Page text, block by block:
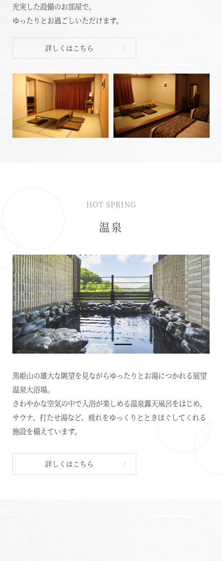
充実した設備のお部屋で、
ゆったりとお過ごしいただけます。
詳しくはこちら
HOT SPRING
温泉
黒姫山の雄大な眺望を見ながらゆったりとお湯につかれる展望
温泉大浴場。
さわやかな空気の中で入浴が楽しめる温泉露天風呂をはじめ、
サウナ、打たせ湯など、 疲れをゆっくりとときほぐしてくれる
施設を備えています。
詳しくはこちら
お電話でのご予約はこちら
法人予約（代行）はこちら